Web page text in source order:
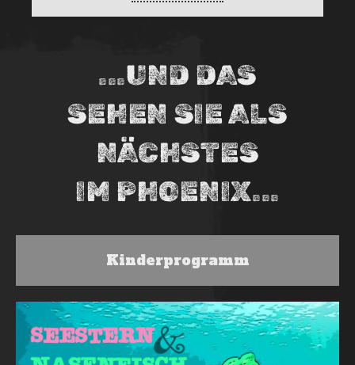
...UND DAS
SEHEN SIE ALS
NÄCHSTES
IM PHOENIX...
Kinderprogramm